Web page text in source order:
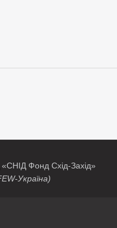
Фонд Схід-Захід»
Україна)